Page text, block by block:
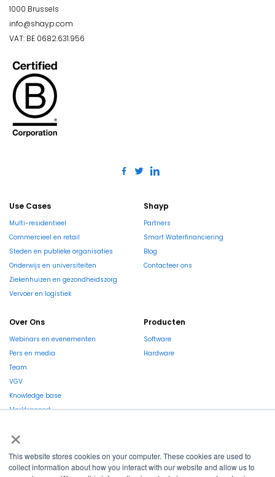
×
This website stores cookies on your computer. These cookies are used to
collect information about how you interact with our website and allow us to
1000 Brussels
info@shayp.com
VAT: BE 0682.631.956
Use Cases
Multi-residentieel
Commercieel en retail
Steden en publieke organisaties
Onderwijs en universiteiten
Ziekenhuizen en gezondheidszorg
Vervoer en logistiek
Shayp
Partners
Smart Waterfinanciering
Blog
Contacteer ons
Over Ons
Webinars en evenementen
Pers en media
Team
VGV
Knowledge base
Marktrapport
Producten
Software
Hardware